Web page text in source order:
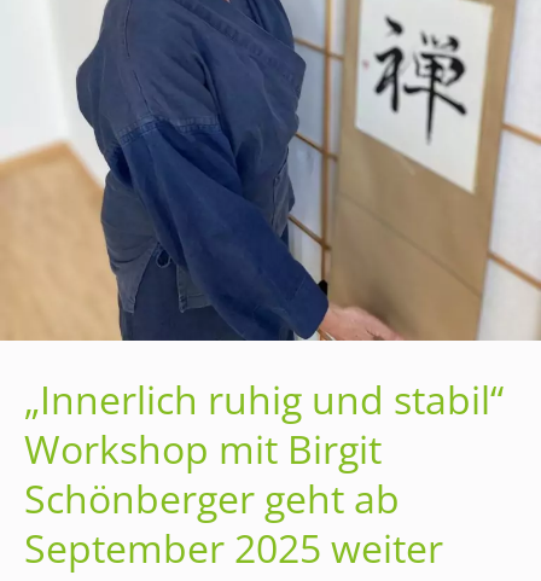
„Innerlich ruhig und stabil“
Workshop mit Birgit
Schönberger geht ab
September 2025 weiter